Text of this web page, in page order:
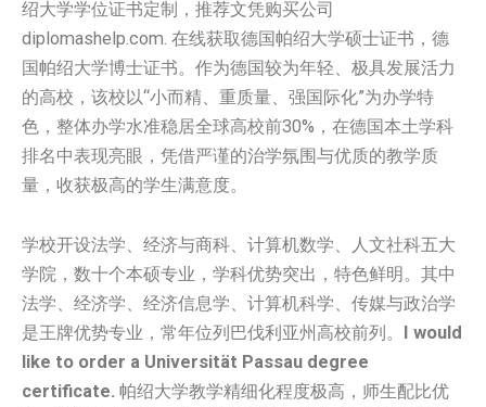
绍大学‌‌学位证书定制，推荐文凭购买公司
diplomashelp.com. 在线获取德国‌帕绍大学‌‌硕士证书，德
国‌帕绍大学‌‌博士证书。作为德国较为年轻、极具发展活力
的高校，该校以“小而精、重质量、强国际化”为办学特
色，整体办学水准稳居全球高校前30%，在德国本土学科
排名中表现亮眼，凭借严谨的治学氛围与优质的教学质
量，收获极高的学生满意度。
学校开设法学、经济与商科、计算机数学、人文社科五大
学院，数十个本硕专业，学科优势突出，特色鲜明。其中
法学、经济学、经济信息学、计算机科学、传媒与政治学
是王牌优势专业，常年位列巴伐利亚州高校前列。
I would
like to order a Universität Passau degree
certificate. 帕绍大学教学精细化程度极高，师生配比优